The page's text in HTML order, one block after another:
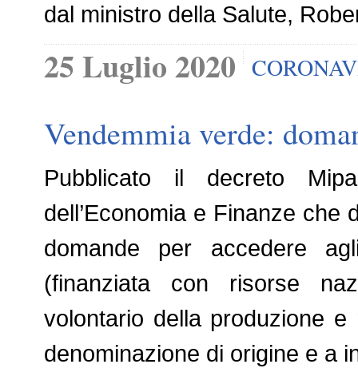
dal ministro della Salute,
25 Luglio 2020
Vendemmia verde:
Pubblicato il decreto
dell’Economia e Finanze che
domande per accedere
(finanziata con risorse
volontario della produzione
denominazione di origine e a